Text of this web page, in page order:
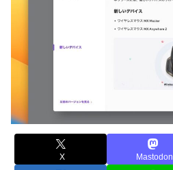
X Mastodon